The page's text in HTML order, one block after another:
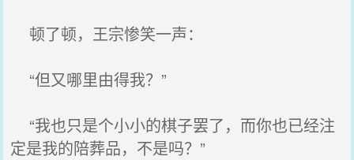
顿了顿，王宗惨笑一声：
“但又哪里由得我？”
“我也只是个小小的棋子罢了，而你也已经注
定是我的陪葬品，不是吗？”